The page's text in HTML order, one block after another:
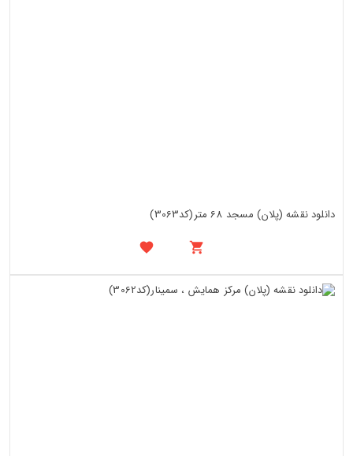
دانلود نقشه (پلان) مسجد 68 متر(کد3063)